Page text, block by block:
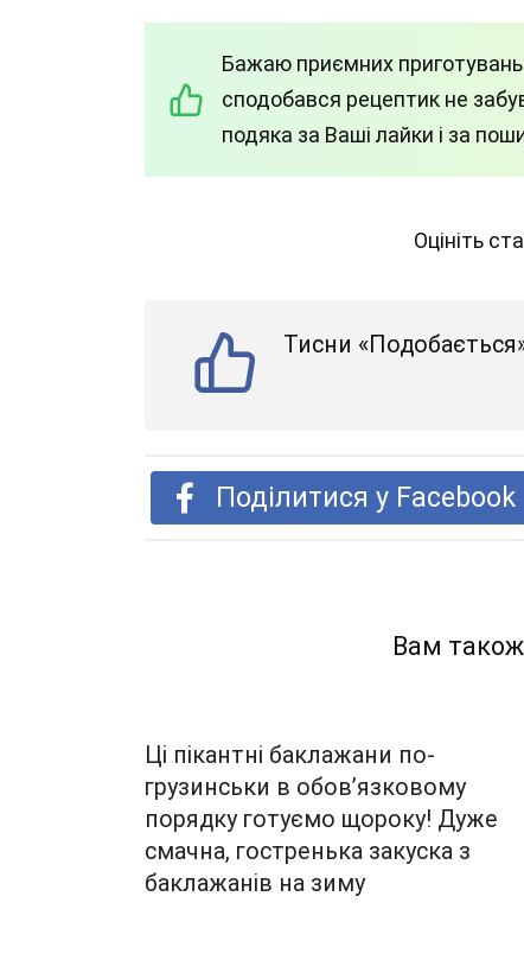
Бажаю приємних
сподобався рецептик не
подяка за Ваші лайки і за
Оцініть
Тисни
Поділитися у Facebook
Вам
Ці пікантні баклажани по-
грузинськи в обов’язковому
порядку готуємо щороку! Дуже
смачна, гостренька закуска з
баклажанів на зиму